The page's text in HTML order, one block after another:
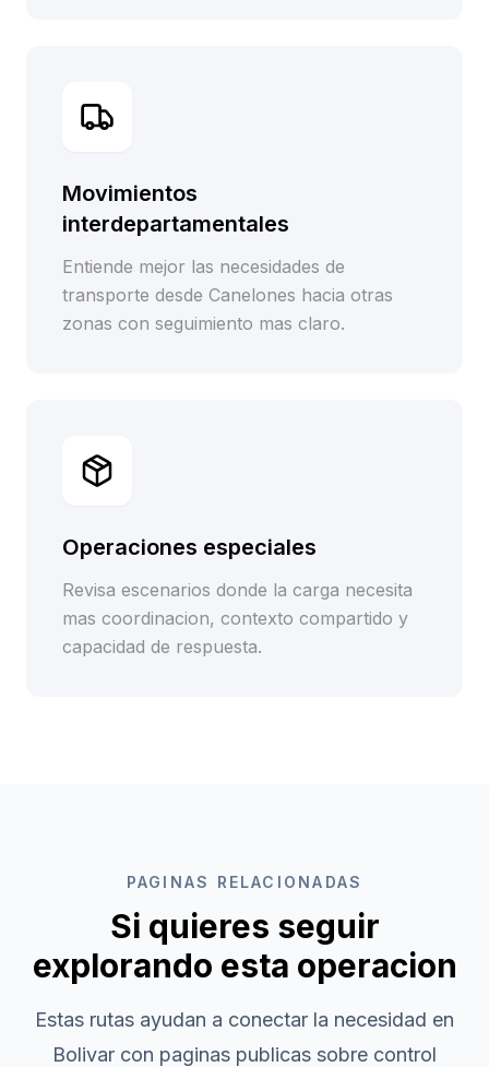
Movimientos
interdepartamentales
Entiende mejor las necesidades de
transporte desde Canelones hacia otras
zonas con seguimiento mas claro.
Operaciones especiales
Revisa escenarios donde la carga necesita
mas coordinacion, contexto compartido y
capacidad de respuesta.
PAGINAS RELACIONADAS
Si quieres seguir
explorando esta operacion
Estas rutas ayudan a conectar la necesidad en
Bolivar con paginas publicas sobre control